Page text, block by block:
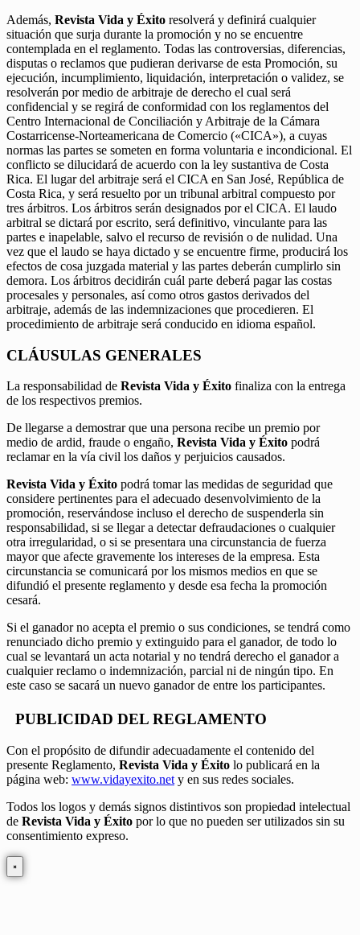
Además, Revista Vida y Éxito resolverá y definirá cualquier
situación que surja durante la promoción y no se encuentre
contemplada en el reglamento. Todas las controversias, diferencias,
disputas o reclamos que pudieran derivarse de esta Promoción, su
ejecución, incumplimiento, liquidación, interpretación o validez, se
resolverán por medio de arbitraje de derecho el cual será
confidencial y se regirá de conformidad con los reglamentos del
Centro Internacional de Conciliación y Arbitraje de la Cámara
Costarricense-Norteamericana de Comercio («CICA»), a cuyas
normas las partes se someten en forma voluntaria e incondicional. El
conflicto se dilucidará de acuerdo con la ley sustantiva de Costa
Rica. El lugar del arbitraje será el CICA en San José, República de
Costa Rica, y será resuelto por un tribunal arbitral compuesto por
tres árbitros. Los árbitros serán designados por el CICA. El laudo
arbitral se dictará por escrito, será definitivo, vinculante para las
partes e inapelable, salvo el recurso de revisión o de nulidad. Una
vez que el laudo se haya dictado y se encuentre firme, producirá los
efectos de cosa juzgada material y las partes deberán cumplirlo sin
demora. Los árbitros decidirán cuál parte deberá pagar las costas
procesales y personales, así como otros gastos derivados del
arbitraje, además de las indemnizaciones que procedieren. El
procedimiento de arbitraje será conducido en idioma español.
CLÁUSULAS GENERALES
La responsabilidad de Revista Vida y Éxito finaliza con la entrega
de los respectivos premios.
De llegarse a demostrar que una persona recibe un premio por
medio de ardid, fraude o engaño, Revista Vida y Éxito podrá
reclamar en la vía civil los daños y perjuicios causados.
Revista Vida y Éxito podrá tomar las medidas de seguridad que
considere pertinentes para el adecuado desenvolvimiento de la
promoción, reservándose incluso el derecho de suspenderla sin
responsabilidad, si se llegar a detectar defraudaciones o cualquier
otra irregularidad, o si se presentara una circunstancia de fuerza
mayor que afecte gravemente los intereses de la empresa. Esta
circunstancia se comunicará por los mismos medios en que se
difundió el presente reglamento y desde esa fecha la promoción
cesará.
Si el ganador no acepta el premio o sus condiciones, se tendrá como
renunciado dicho premio y extinguido para el ganador, de todo lo
cual se levantará un acta notarial y no tendrá derecho el ganador a
cualquier reclamo o indemnización, parcial ni de ningún tipo. En
este caso se sacará un nuevo ganador de entre los participantes.
PUBLICIDAD DEL REGLAMENTO
Con el propósito de difundir adecuadamente el contenido del
presente Reglamento, Revista Vida y Éxito lo publicará en la
página web: www.vidayexito.net y en sus redes sociales.
Todos los logos y demás signos distintivos son propiedad intelectual
de Revista Vida y Éxito por lo que no pueden ser utilizados sin su
consentimiento expreso.
×